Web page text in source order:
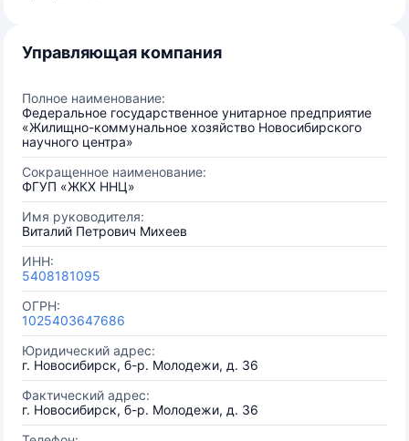
Управляющая компания
Полное наименование:
Федеральное государственное унитарное предприятие
«Жилищно-коммунальное хозяйство Новосибирского
научного центра»
Сокращенное наименование:
ФГУП «ЖКХ ННЦ»
Имя руководителя:
Виталий Петрович Михеев
ИНН:
5408181095
ОГРН:
1025403647686
Юридический адрес:
г. Новосибирск, б-р. Молодежи, д. 36
Фактический адрес:
г. Новосибирск, б-р. Молодежи, д. 36